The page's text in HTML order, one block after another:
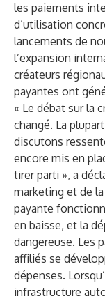
les paiements
d’utilisation
lancements de
l’expansion
créateurs
payantes ont
« Le débat sur la
changé. La
discutons
encore mis en
tirer parti », a
marketing et de
payante
en baisse, et la
dangereuse. Les
affiliés se
dépenses.
infrastructure